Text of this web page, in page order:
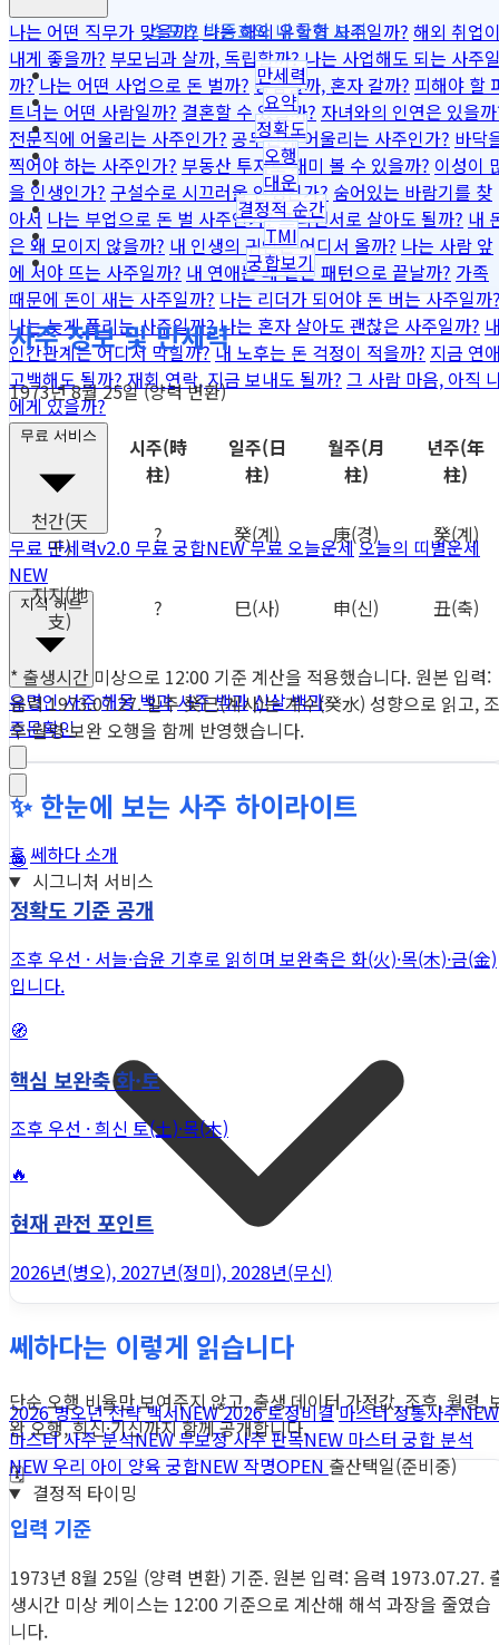
나는 어떤 직무가 맞을까? 나는 해외 유학형 사주일까? 해외 취업
내게 좋을까? 부모님과 살까, 독립할까?나는 사업해도 되는 사주
까? 나는 어떤 사업으로 돈 벌까? 동업할까, 혼자 갈까? 피해야 할
트너는 어떤 사람일까? 결혼할 수 있을까? 자녀와의 인연은 있을
전문직에 어울리는 사주인가? 공무원에 어울리는 사주인가? 바닥
찍어야 하는 사주인가? 부동산 투자로 재미 볼 수 있을까? 이성이
을 인생인가? 구설수로 시끄러울 인생인가? 숨어있는 바람기를 찾
아서 나는 부업으로 돈 벌 사주인가?프리랜서로 살아도 될까? 내
은 왜 모이지 않을까? 내 인생의 귀인은 어디서 올까? 나는 사람 앞
에 서야 뜨는 사주일까? 내 연애는 왜 같은 패턴으로 끝날까? 가족
때문에 돈이 새는 사주일까?나는 리더가 되어야 돈 버는 사주일까
나는 늦게 풀리는 사주일까?나는 혼자 살아도 괜찮은 사주일까?
인간관계는 어디서 막힐까?내 노후는 돈 걱정이 적을까? 지금 연
고백해도 될까? 재회 연락, 지금 보내도 될까? 그 사람 마음, 아직
에게 있을까?
무료 서비스
무료 만세력v2.0 무료 궁합NEW무료 오늘운세 오늘의 띠별운세
NEW
지식 허브
유명인 사주 해몽 백과사주 백과 신살 백과
주문확인
홈 쎄하다 소개
시그니처 서비스
2026 병오년 전략 백서NEW2026 토정비결 마스터 정통사주NEW
마스터 사주 분석NEW 무보정 사주 판독NEW 마스터 궁합 분석
NEW우리 아이 양육 궁합NEW작명OPEN출산택일(준비중)
결정적 타이밍
스포츠 박종호와 내 궁합 보기
만세력
요약
정확도
오행
대운
결정적 순간
TMI
궁합보기
사주 정보 및 만세력
1973년 8월 25일 (양력 변환)
시주(時
柱)
일주(日
柱)
월주(月
柱)
년주(年
柱)
천간(天
干)
? 癸(계) 庚(경) 癸(계)
지지(地
支)
? 巳(사) 申(신) 丑(축)
* 출생시간 미상으로 12:00 기준 계산을 적용했습니다. 원본 입력:
음력 1973.07.27. 일주 癸巳(계사)는 계수(癸水) 성향으로 읽고, 조
후·월령·보완 오행을 함께 반영했습니다.
✨ 한눈에 보는 사주 하이라이트
🎯
정확도 기준 공개
조후 우선 · 서늘·습윤 기후로 읽히며 보완축은 화(火)·목(木)·금(金)
입니다.
🧭
핵심 보완축 화·토
조후 우선 · 희신 토(土)·목(木)
🔥
현재 관전 포인트
2026년(병오), 2027년(정미), 2028년(무신)
쎄하다는 이렇게 읽습니다
단순 오행 비율만 보여주지 않고, 출생 데이터 가정값, 조후, 월령,
완 오행, 희신·기신까지 함께 공개합니다.
🗓️
입력 기준
1973년 8월 25일 (양력 변환) 기준. 원본 입력: 음력 1973.07.27.
생시간 미상 케이스는 12:00 기준으로 계산해 해석 과장을 줄였습
니다.